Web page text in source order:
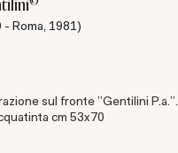
- Roma, 1981)
sul fronte "Gentilini P.a.".
cm 53x70